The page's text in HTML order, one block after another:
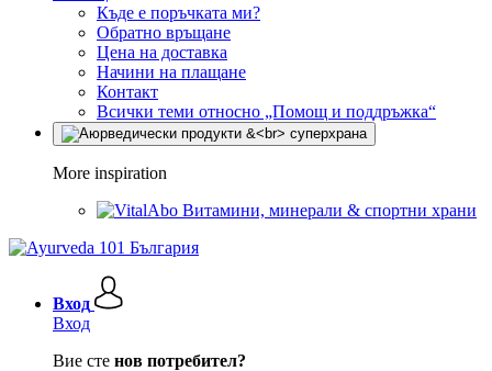
Къде е поръчката ми?
Обратно връщане
Цена на доставка
Начини на плащане
Контакт
Всички теми относно „Помощ и поддръжка“
More inspiration
Витамини, минерали & спортни храни
Вход
Вход
Вие сте нов потребител?